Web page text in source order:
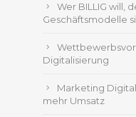
Wer BILLIG will,
Geschäftsmodelle
Digitalisierung
Marketing
mehr Umsatz